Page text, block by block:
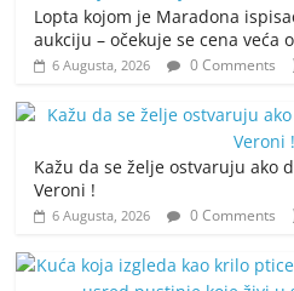
Lopta kojom je Maradona
aukciju – očekuje se cena veća
6 Augusta, 2026 0 Comments
Kažu da se želje ostvaruju ako
Veroni !
6 Augusta, 2026 0 Comments